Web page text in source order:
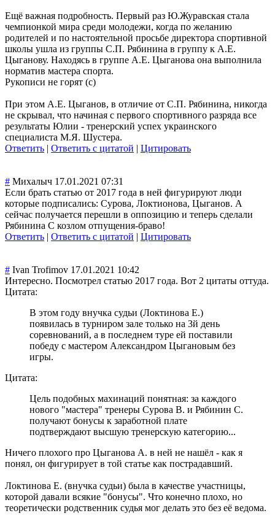
Ещё важная подробность. Первый раз Ю.Журавская стала
чемпионкой мира среди молодежи, когда по желанию
родителей и по настоятельной просьбе директора спортивной
школы ушла из группы С.П. Рябинина в группу к А.Е.
Цыганову. Находясь в группе А.Е. Цыганова она выполнила
норматив мастера спорта.
Рукописи не горят (с)
При этом А.Е. Цыганов, в отличие от С.П. Рябинина, никогда
не скрывал, что начиная с первого спортивного разряда все
результаты Юлии - тренерский успех украинского
специалиста М.Я. Шустера.
Ответить | Ответить с цитатой | Цитировать
# Михалыч 17.01.2021 07:31
Если брать статью от 2017 года в ней фигурируют люди
которые подписались: Сурова, Локтионова, Цыганов. А
сейчас получается перешли в оппозицию и теперь сделали
Рябинина С козлом отпущения-браво!
Ответить | Ответить с цитатой | Цитировать
# Ivan Trofimov 17.01.2021 10:42
Интересно. Посмотрел статью 2017 года. Вот 2 цитаты оттуда.
Цитата:
В этом году внучка судьи (Локтинова Е.)
появилась в турниром зале только на 3й день
соревнований, а в последнем туре ей поставили
победу с мастером Александром Цыгановым без
игры.
Цитата:
Цель подобных махинаций понятная: за каждого
нового "мастера" тренеры Сурова В. и Рябинин С.
получают бонусы к заработной плате
подтверждают высшую тренерскую категорию...
Ничего плохого про Цыганова А. в ней не нашёл - как я
понял, он фигурирует в той статье как пострадавший.
Локтинова Е. (внучка судьи) была в качестве участницы,
которой давали всякие "бонусы". Что конечно плохо, но
теоретически родственник судья мог делать это без её ведома.